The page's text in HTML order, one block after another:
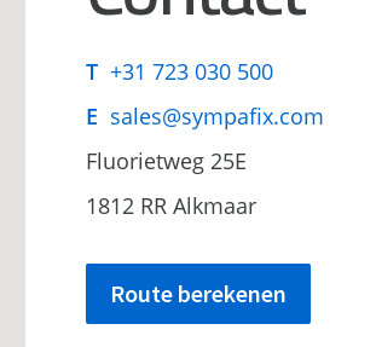
T +31 723 030 500
E sales@sympafix.com
Fluorietweg 25E
1812 RR Alkmaar
Route berekenen